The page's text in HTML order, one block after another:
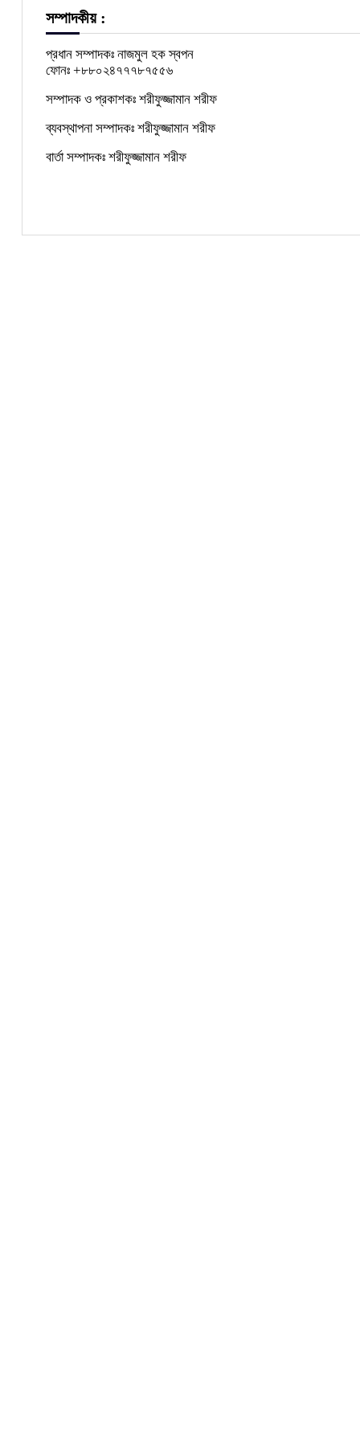
সম্পাদকীয় :
প্রধান সম্পাদকঃ নাজমুল হক স্বপন
ফোনঃ +৮৮০২৪৭৭৭৮৭৫৫৬
সম্পাদক ও প্রকাশকঃ শরীফুজ্জামান শরীফ
ব্যবস্থাপনা সম্পাদকঃ শরীফুজ্জামান শরীফ
বার্তা সম্পাদকঃ শরীফুজ্জামান শরীফ